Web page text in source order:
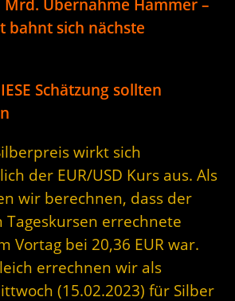
Mrd. Übernahme Hammer –
bahnt sich nächste
Schätzung sollten
wirkt sich
der EUR/USD Kurs aus. Als
wir berechnen, dass der
errechnete
Vortag bei 20,36 EUR war.
errechnen wir als
(15.02.2023) für Silber